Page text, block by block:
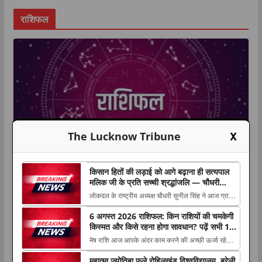
राशिफल
धर्म राशिफल लाइफस्टाइल
6 अगस्त 2026 राशिफल: किन राशियों की
चमकेगी किस्मत और किसे रहना होगा
सावधान? पढ़ें सभी 12 राशियों का हाल
The Lucknow Tribune X
किसान हितों की लड़ाई को आगे बढ़ाना ही सत्यपाल
मलिक जी के प्रति सच्ची श्रद्धांजलि — चौधरी
सुनील सिंह
लोकदल के राष्ट्रीय अध्यक्ष चौधरी सुनील सिंह ने आज ग्राम
हिंगुवां, जनपद बागपत में किसान नेता एवं जम्मू-कश्मीर के पूर्व
The post किसान हितों की लड़ाई को आगे बढ़ाना ही
सत्यपाल मलिक जी के प्रति सच्ची श्रद्धांजलि — चौधरी
सुनील सिंह appeared first on The L...
6 अगस्त 2026 राशिफल: किन राशियों की चमकेगी
किस्मत और किसे रहना होगा सावधान? पढ़ें सभी 12
राशियों का हाल
मेष राशि आज आपके अंदर काम करने की अच्छी ऊर्जा रहेगी।
सुबह से ही मन करेगा कि सब जल्दी-जल्दी निपटा The post